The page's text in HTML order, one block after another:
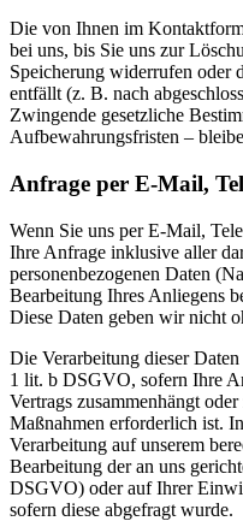
Die von Ihnen im
bei uns, bis Sie uns zur
Speicherung widerrufen oder
entfällt (z. B. nach
Zwingende gesetzliche
Aufbewahrungsfristen –
Anfrage per E-Mail,
Wenn Sie uns per E-Mail,
Ihre Anfrage inklusive aller
personenbezogenen Daten
Bearbeitung Ihres Anliegens
Diese Daten geben wir nicht
Die Verarbeitung dieser
1 lit. b DSGVO, sofern Ihre
Vertrags zusammenhängt
Maßnahmen erforderlich ist.
Verarbeitung auf unserem
Bearbeitung der an uns
DSGVO) oder auf Ihrer
sofern diese abgefragt wurde.